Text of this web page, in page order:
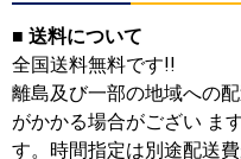
■ 送料について
全国送料無料です!!
離島及び一部の地域への
がかかる場合がござい ま
す。時間指定は別途配送